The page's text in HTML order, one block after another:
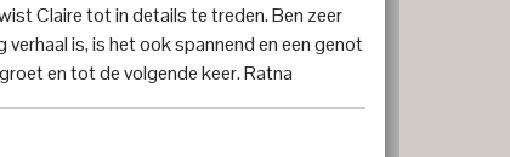
Claire tot in details te treden. Ben zeer
is, is het ook spannend en een genot
en tot de volgende keer. Ratna